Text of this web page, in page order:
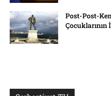
Post-Post-
Çocuklarının